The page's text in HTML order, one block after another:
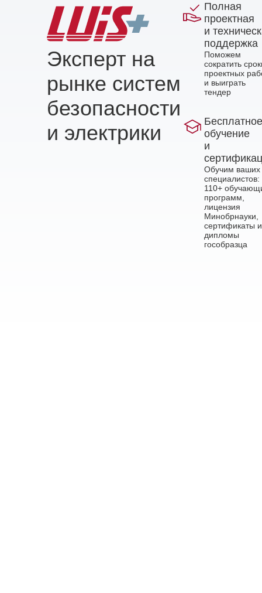
Эксперт на
рынке систем
безопасности
и электрики
Полная
проектная
и
поддержка
Поможем
сократить
проектных
и выиграть
тендер
Бесплатное
обучение
и
Обучим ваших
специалистов:
110+
программ,
лицензия
Минобрнауки,
сертификаты и
дипломы
гособразца